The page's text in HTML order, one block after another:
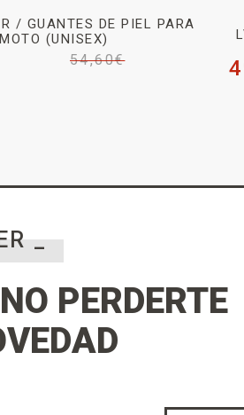
/ GUANTES DE PIEL PARA
MOTO (UNISEX)
54,60€
_
PERDERTE